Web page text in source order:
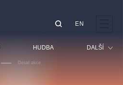
HUDBA DALŠÍ
EN
Detail akce